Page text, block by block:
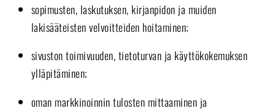
sopimusten, laskutuksen, kirjanpidon ja muiden
lakisääteisten velvoitteiden hoitaminen;
sivuston toimivuuden, tietoturvan ja käyttökokemuksen
ylläpitäminen;
oman markkinoinnin tulosten mittaaminen ja